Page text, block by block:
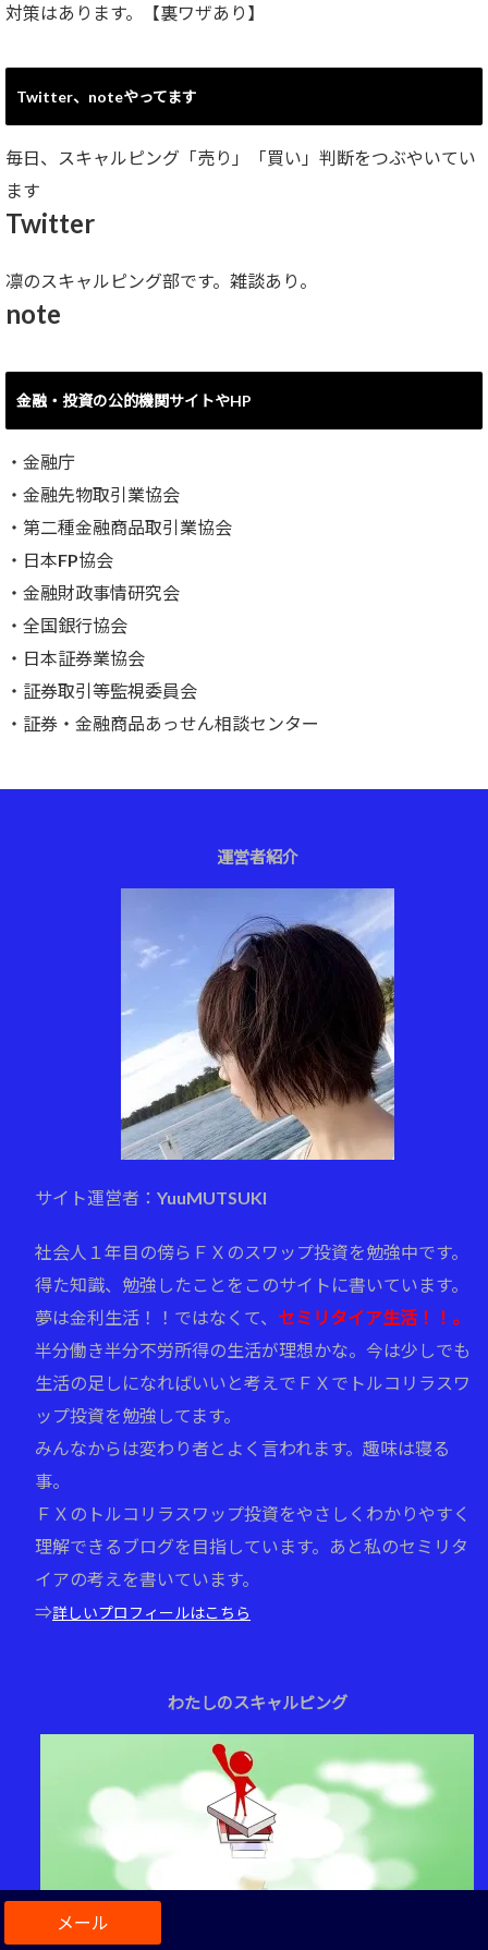
対策はあります。【裏ワザあり】
Twitter、noteやってます
毎日、スキャルピング「売り」「買い」判断をつぶやいてい
ます
Twitter
凛のスキャルピング部です。雑談あり。
note
金融・投資の公的機関サイトやHP
・ 金融庁
・ 金融先物取引業協会
・ 第二種金融商品取引業協会
・ 日本FP協会
・ 金融財政事情研究会
・ 全国銀行協会
・ 日本証券業協会
・ 証券取引等監視委員会
・ 証券・金融商品あっせん相談センター
運営者紹介
サイト運営者：YuuMUTSUKI
社会人１年目の傍らＦＸのスワップ投資を勉強中です。
得た知識、勉強したことをこのサイトに書いています。
夢は金利生活！！ではなくて、 セミリタイア生活！！。
半分働き半分不労所得の生活が理想かな。今は少しでも
生活の足しになればいいと考えでＦＸでトルコリラスワ
ップ投資を勉強してます。
みんなからは変わり者とよく言われます。趣味は寝る
事。
ＦＸのトルコリラスワップ投資をやさしくわかりやすく
理解できるブログを目指しています。あと私のセミリタ
イアの考えを書いています。
⇒詳しいプロフィールはこちら
わたしのスキャルピング